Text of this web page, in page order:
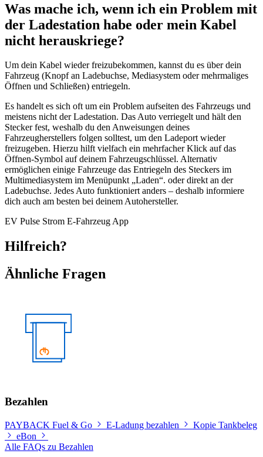
Was mache ich, wenn ich ein Problem mit
der Ladestation habe oder mein Kabel
nicht herauskriege?
Um dein Kabel wieder freizubekommen, kannst du es über dein
Fahrzeug (Knopf an Ladebuchse, Mediasystem oder mehrmaliges
Öffnen und Schließen) entriegeln.
Es handelt es sich oft um ein Problem aufseiten des Fahrzeugs und
meistens nicht der Ladestation. Das Auto verriegelt und hält den
Stecker fest, weshalb du den Anweisungen deines
Fahrzeugherstellers folgen solltest, um den Ladeport wieder
freizugeben. Hierzu hilft vielfach ein mehrfacher Klick auf das
Öffnen-Symbol auf deinem Fahrzeugschlüssel. Alternativ
ermöglichen einige Fahrzeuge das Entriegeln des Steckers im
Multimediasystem im Menüpunkt „Laden“. oder direkt an der
Ladebuchse. Jedes Auto funktioniert anders – deshalb informiere
dich auch am besten bei deinem Autohersteller.
EV Pulse Strom E-FahrzeugApp
Hilfreich?
Ähnliche Fragen
Bezahlen
PAYBACK Fuel & Go E-Ladung bezahlen
Kopie Tankbeleg
eBon
Alle FAQs zu Bezahlen